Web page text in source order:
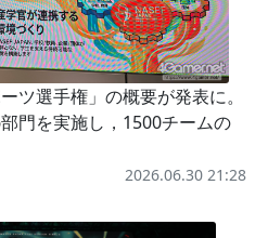
ツ選手権」の概要が発表に。
門を実施し，1500チームの
2026.06.30 21:28